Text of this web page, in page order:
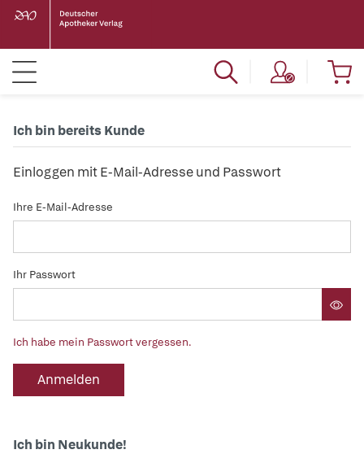
Ich bin bereits Kunde
Einloggen mit E-Mail-Adresse und Passwort
Ihre E-Mail-Adresse
Ihr Passwort
Ich habe mein Passwort vergessen.
Anmelden
Ich bin Neukunde!